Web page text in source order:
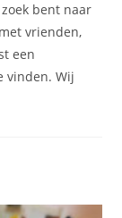
bent naar
vrienden,
een
vinden. Wij